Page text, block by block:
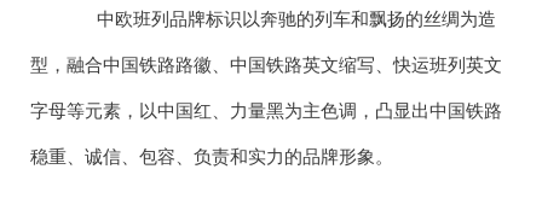
中欧班列品牌标识以奔驰的列车和飘扬的丝绸为造
型，融合中国铁路路徽、中国铁路英文缩写、快运班列英文
字母等元素，以中国红、力量黑为主色调，凸显出中国铁路
稳重、诚信、包容、负责和实力的品牌形象。